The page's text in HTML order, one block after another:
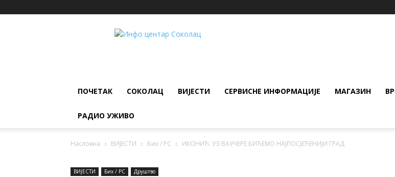
ИНФО
ПОЧЕТАК СОКОЛАЦ ВИЈЕСТИ СЕРВИСНЕ ИНФОРМАЦИЈЕ МАГАЗИН
РАДИО УЖИВО
Насловна ВИЈЕСТИ Бих / РС ИКОНИЋ: УЗ ВАУЧЕРЕ БИЋЕМО НАЈПОСЈЕЋЕНИЈИ ГРАД
ВИЈЕСТИ Бих / РС Друштво